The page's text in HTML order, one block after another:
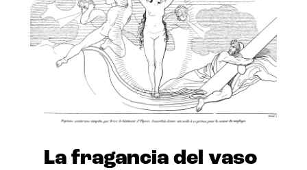
La fragancia del vaso